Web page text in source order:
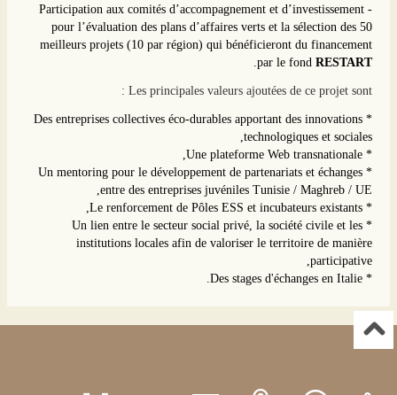
- Participation aux comités d’accompagnement et d’investissement
pour l’évaluation des plans d’affaires verts et la sélection des 50
meilleurs projets (10 par région) qui bénéficieront du financement
par le fondRESTART
.
Les principales valeurs ajoutées de ce projet sont :
* Des entreprises collectives éco-durables apportant des innovations
technologiques et sociales,
* Une plateforme Web transnationale,
* Un mentoring pour le développement de partenariats et échanges
entre des entreprises juvéniles Tunisie / Maghreb / UE,
* Le renforcement de Pôles ESS et incubateurs existants,
* Un lien entre le secteur social privé, la société civile et les
institutions locales afin de valoriser le territoire de manière
participative,
* Des stages d'échanges en Italie.